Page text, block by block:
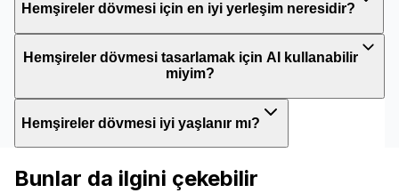
Hemşireler dövmesi için en iyi yerleşim neresidir?
Hemşireler dövmesi tasarlamak için AI kullanabilir
miyim?
Hemşireler dövmesi iyi yaşlanır mı?
Bunlar da ilgini çekebilir